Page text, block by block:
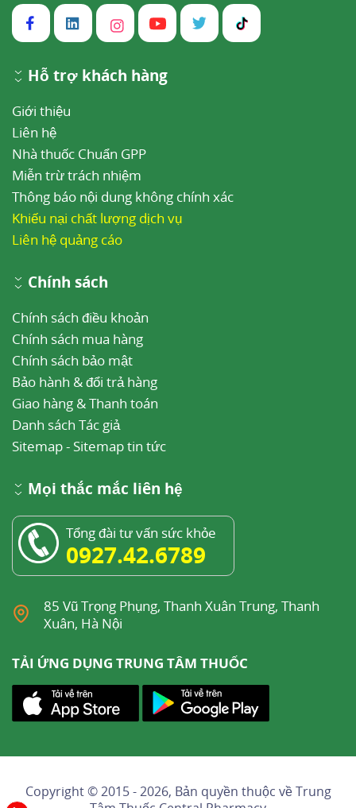
Hỗ trợ khách hàng
Giới thiệu
Liên hệ
Nhà thuốc Chuẩn GPP
Miễn trừ trách nhiệm
Thông báo nội dung không chính xác
Khiếu nại chất lượng dịch vụ
Liên hệ quảng cáo
Chính sách
Chính sách điều khoản
Chính sách mua hàng
Chính sách bảo mật
Bảo hành & đổi trả hàng
Giao hàng & Thanh toán
Danh sách Tác giả
Sitemap- Sitemap tin tức
Mọi thắc mắc liên hệ
Tổng đài tư vấn sức khỏe
0927.42.6789
85 Vũ Trọng Phụng, Thanh Xuân Trung, Thanh
Xuân, Hà Nội
TẢI ỨNG DỤNG TRUNG TÂM THUỐC
Copyright © 2015 - 2026, Bản quyền thuộc vềTrung